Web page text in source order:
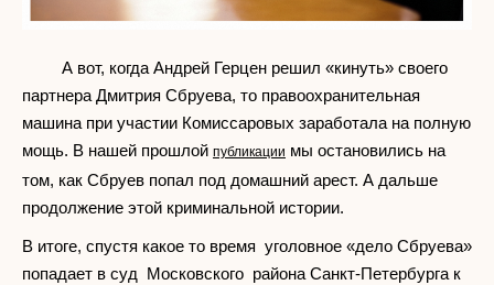
А вот, когда Андрей Герцен решил «кинуть» своего
партнера Дмитрия Сбруева, то правоохранительная
машина при участии Комиссаровых заработала на полную
мощь. В нашей прошлой публикации мы остановились на
том, как Сбруев попал под домашний арест. А дальше
продолжение этой криминальной истории.
В итоге, спустя какое то время уголовное «дело Сбруева»
попадает в суд Московского района Санкт-Петербурга к